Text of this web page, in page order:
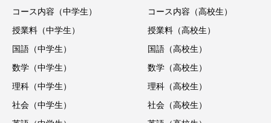
コース内容（中学生）
授業料（中学生）
国語（中学生）
数学（中学生）
理科（中学生）
社会（中学生）
コース内容（高校生）
授業料（高校生）
国語（高校生）
数学（高校生）
理科（高校生）
社会（高校生）